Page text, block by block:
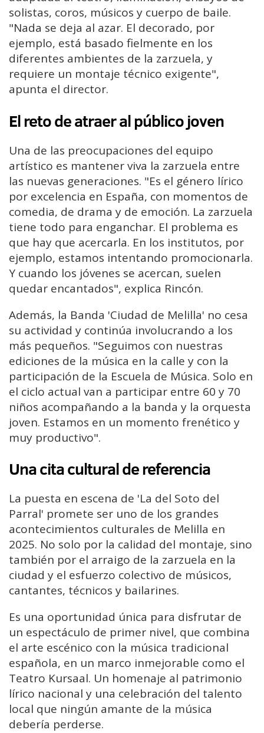
solistas, coros, músicos y cuerpo de baile.
"Nada se deja al azar. El decorado, por
ejemplo, está basado fielmente en los
diferentes ambientes de la zarzuela, y
requiere un montaje técnico exigente",
apunta el director.
El reto de atraer al público joven
Una de las preocupaciones del equipo
artístico es mantener viva la zarzuela entre
las nuevas generaciones. "Es el género lírico
por excelencia en España, con momentos de
comedia, de drama y de emoción. La zarzuela
tiene todo para enganchar. El problema es
que hay que acercarla. En los institutos, por
ejemplo, estamos intentando promocionarla.
Y cuando los jóvenes se acercan, suelen
quedar encantados", explica Rincón.
Además, la Banda 'Ciudad de Melilla' no cesa
su actividad y continúa involucrando a los
más pequeños. "Seguimos con nuestras
ediciones de la música en la calle y con la
participación de la Escuela de Música. Solo en
el ciclo actual van a participar entre 60 y 70
niños acompañando a la banda y la orquesta
joven. Estamos en un momento frenético y
muy productivo".
Una cita cultural de referencia
La puesta en escena de 'La del Soto del
Parral' promete ser uno de los grandes
acontecimientos culturales de Melilla en
2025. No solo por la calidad del montaje, sino
también por el arraigo de la zarzuela en la
ciudad y el esfuerzo colectivo de músicos,
cantantes, técnicos y bailarines.
Es una oportunidad única para disfrutar de
un espectáculo de primer nivel, que combina
el arte escénico con la música tradicional
española, en un marco inmejorable como el
Teatro Kursaal. Un homenaje al patrimonio
lírico nacional y una celebración del talento
local que ningún amante de la música
debería perderse.